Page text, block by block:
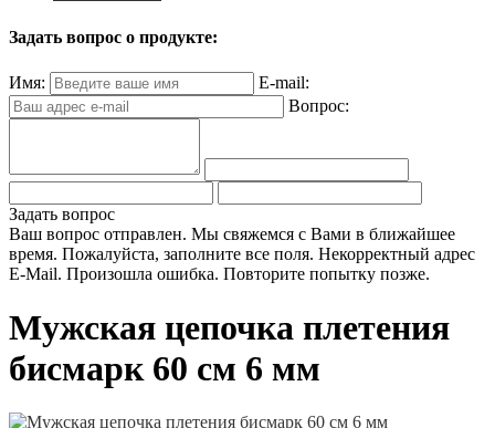
Задать вопрос о продукте:
Имя:
E-mail:
Вопрос:
Задать вопрос
Ваш вопрос отправлен. Мы свяжемся с Вами в ближайшее
время. Пожалуйста, заполните все поля. Некорректный адрес
E-Mail. Произошла ошибка. Повторите попытку позже.
Мужская цепочка плетения
бисмарк 60 см 6 мм